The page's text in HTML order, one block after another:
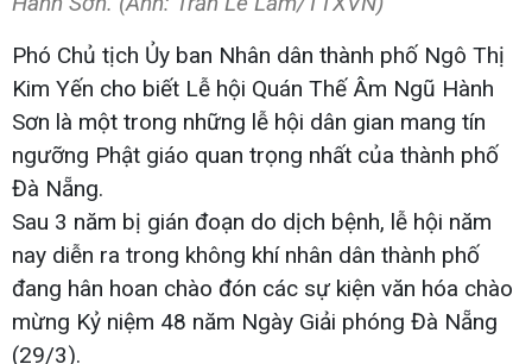
Phó Chủ tịch Ủy ban Nhân dân thành phố Ngô Thị
Kim Yến cho biết Lễ hội Quán Thế Âm Ngũ Hành
Sơn là một trong những lễ hội dân gian mang tín
ngưỡng Phật giáo quan trọng nhất của thành phố
Đà Nẵng.
Sau 3 năm bị gián đoạn do dịch bệnh, lễ hội năm
nay diễn ra trong không khí nhân dân thành phố
đang hân hoan chào đón các sự kiện văn hóa chào
mừng Kỷ niệm 48 năm Ngày Giải phóng Đà Nẵng
(29/3).